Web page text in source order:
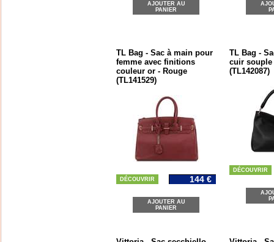
AJOUTER AU
PANIER
TL Bag - Sac à main pour
femme avec finitions
couleur or - Rouge
(TL141529)
DÉCOUVRIR 144 €
AJOUTER AU
PANIER
TL Bag -
cuir souple
(TL142087)
DÉCOUVRIR